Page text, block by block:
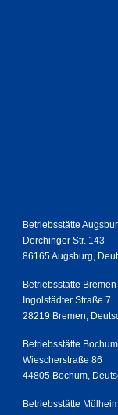
Betriebsstätte
Derchinger Str. 143
86165 Augsburg,
Betriebsstätte Bremen
Ingolstädter Straße 7
28219 Bremen,
Betriebsstätte Bochum
Wiescherstraße 86
44805 Bochum,
Betriebsstätte